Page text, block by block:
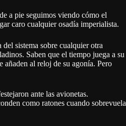
a pie seguimos viendo cómo el
caro cualquier osadía imperialista.
sistema sobre cualquier otra
Saben que el tiempo juega a su
añaden al reloj de su agonía. Pero
ante las avionetas.
como ratones cuando sobrevuela